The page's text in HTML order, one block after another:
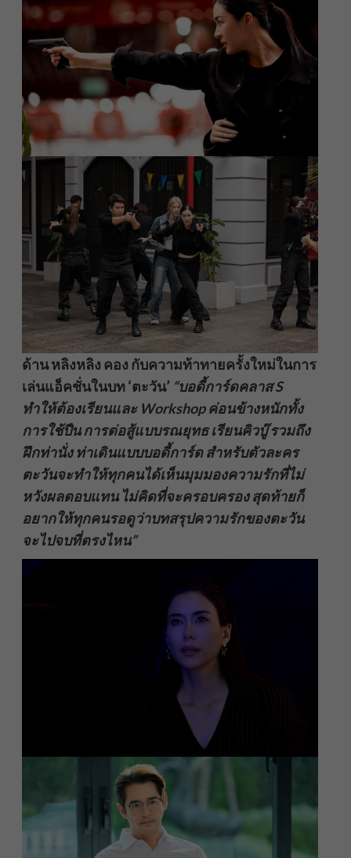
ด้าน หลิงหลิง คอง กับความท้าทายครั้งใหม่ในการ
เล่นแอ็คชั่นในบท ‘ตะวัน’ “บอดี้การ์ดคลาส S
ทำให้ต้องเรียนและ Workshop ค่อนข้างหนักทั้ง
การใช้ปืน การต่อสู้แบบรณยุทธ เรียนคิวบูรวมถึง
ฝึกท่านั่ง ท่าเดินแบบบอดี้การ์ด สำหรับตัวละคร
ตะวันจะทำให้ทุกคนได้เห็นมุมมองความรักที่ไม่
หวังผลตอบแทน ไม่คิดที่จะครอบครอง สุดท้ายก็
อยากให้ทุกคนรอดูว่าบทสรุปความรักของตะวัน
จะไปจบที่ตรงไหน”